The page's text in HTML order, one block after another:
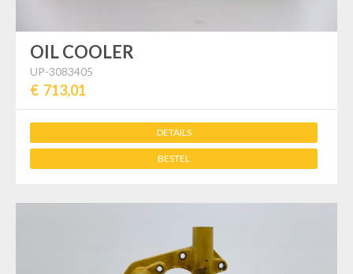
OIL COOLER
UP-3083405
€ 713,01
DETAILS
BESTEL